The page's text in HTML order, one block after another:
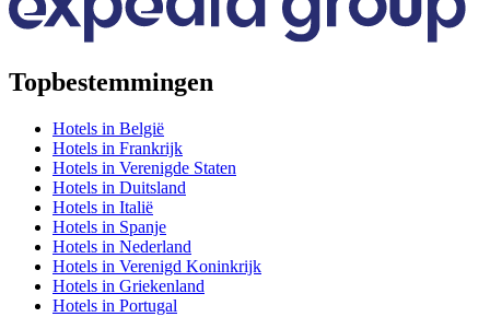
Topbestemmingen
Hotels in België
Hotels in Frankrijk
Hotels in Verenigde Staten
Hotels in Duitsland
Hotels in Italië
Hotels in Spanje
Hotels in Nederland
Hotels in Verenigd Koninkrijk
Hotels in Griekenland
Hotels in Portugal